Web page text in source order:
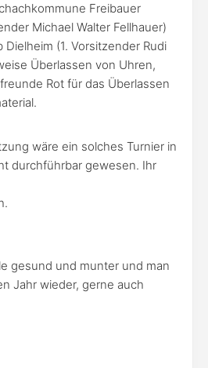
Freibauer
Michael Walter Fellhauer)
(1. Vorsitzender Rudi
Überlassen von Uhren,
Rot für das Überlassen
wäre ein solches Turnier in
durchführbar gewesen. Ihr
gesund und munter und man
Jahr wieder, gerne auch